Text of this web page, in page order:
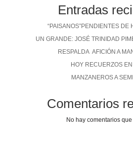
Entradas
“PAISANOS”PENDIENTES DE
UN GRANDE: JOSÉ TRINIDAD
RESPALDA AFICIÓN A
HOY RECUERZOS
MANZANEROS A
Comentarios
No hay comentarios que